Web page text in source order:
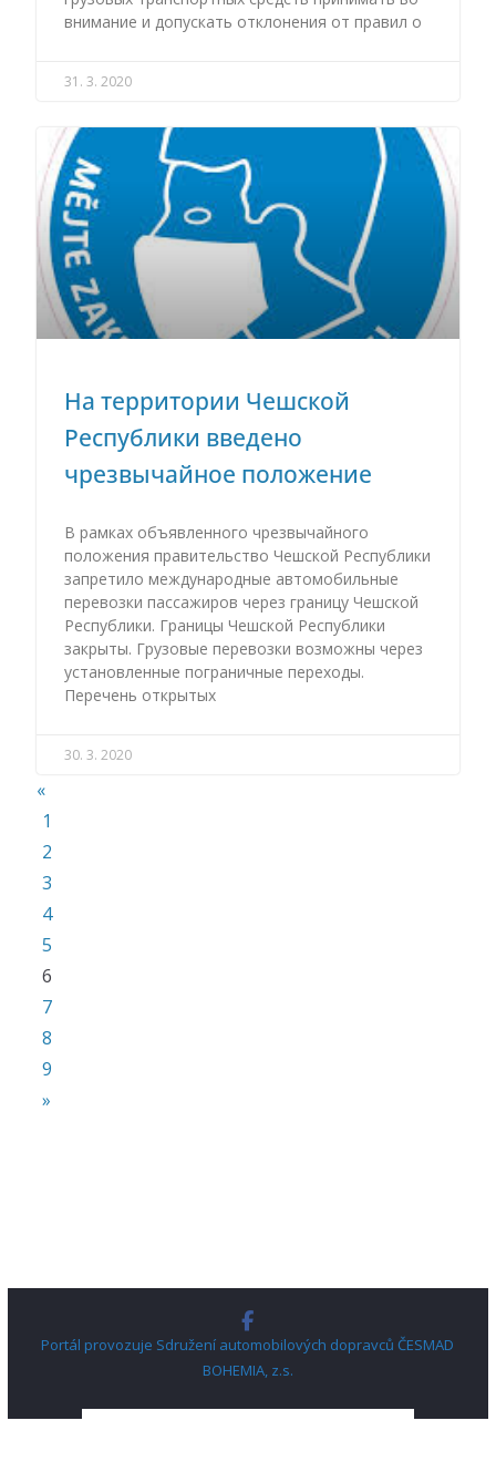
внимание и допускать отклонения от правил о
31. 3. 2020
На территории Чешской
Республики введено
чрезвычайное положение
В рамках объявленного чрезвычайного
положения правительство Чешской Республики
запретило международные автомобильные
перевозки пассажиров через границу Чешской
Республики. Границы Чешской Республики
закрыты. Грузовые перевозки возможны через
установленные пограничные переходы.
Перечень открытых
30. 3. 2020
«
1
2
3
4
5
6
7
8
9
»
Portál provozuje Sdružení automobilových dopravců ČESMAD
BOHEMIA, z.s.